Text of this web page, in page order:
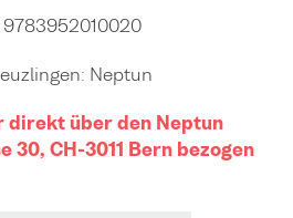
9783952010020
Neptun
direkt über den Neptun
30, CH-3011 Bern bezogen